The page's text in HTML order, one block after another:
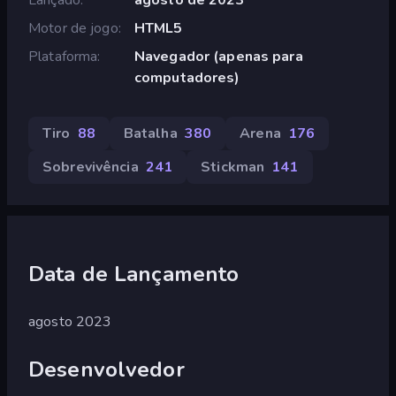
Motor de jogo
HTML5
Plataforma
Navegador (apenas para
computadores)
Tiro 88 Batalha 380 Arena 176
Sobrevivência 241 Stickman 141
Data de Lançamento
agosto 2023
Desenvolvedor